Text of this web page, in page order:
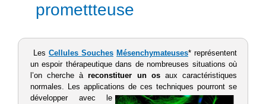
promettteuse
Les Cellules Souches Mésenchymateuses* représentent
un espoir thérapeutique dans de nombreuses situations où
l’on cherche àreconstituer un osaux caractéristiques
normales. Les applications de ces techniques pourront se
développer avec le